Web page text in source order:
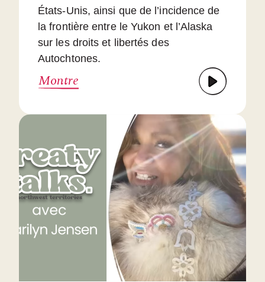
États-Unis, ainsi que de l’incidence de
la frontière entre le Yukon et l’Alaska
sur les droits et libertés des
Autochtones.
Montre